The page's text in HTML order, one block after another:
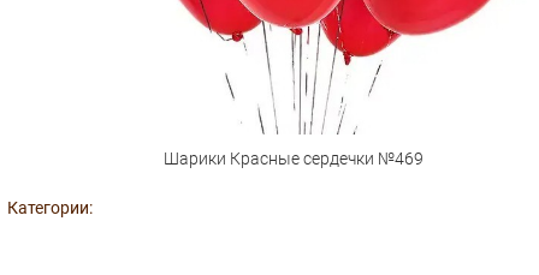
Шарики Красные сердечки №469
Категории: